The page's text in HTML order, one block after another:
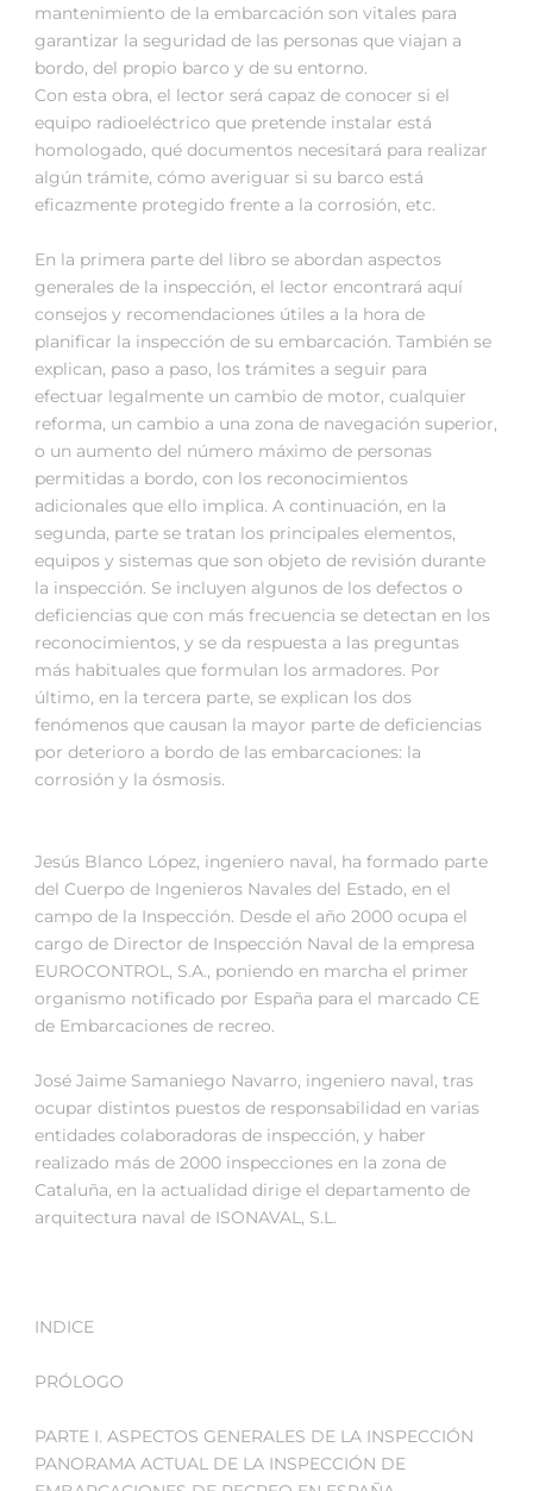
mantenimiento de la embarcación son vitales para
garantizar la seguridad de las personas que viajan a
bordo, del propio barco y de su entorno.
Con esta obra, el lector será capaz de conocer si el
equipo radioeléctrico que pretende instalar está
homologado, qué documentos necesitará para realizar
algún trámite, cómo averiguar si su barco está
eficazmente protegido frente a la corrosión, etc.
En la primera parte del libro se abordan aspectos
generales de la inspección, el lector encontrará aquí
consejos y recomendaciones útiles a la hora de
planificar la inspección de su embarcación. También se
explican, paso a paso, los trámites a seguir para
efectuar legalmente un cambio de motor, cualquier
reforma, un cambio a una zona de navegación superior,
o un aumento del número máximo de personas
permitidas a bordo, con los reconocimientos
adicionales que ello implica. A continuación, en la
segunda, parte se tratan los principales elementos,
equipos y sistemas que son objeto de revisión durante
la inspección. Se incluyen algunos de los defectos o
deficiencias que con más frecuencia se detectan en los
reconocimientos, y se da respuesta a las preguntas
más habituales que formulan los armadores. Por
último, en la tercera parte, se explican los dos
fenómenos que causan la mayor parte de deficiencias
por deterioro a bordo de las embarcaciones: la
corrosión y la ósmosis.
Jesús Blanco López, ingeniero naval, ha formado parte
del Cuerpo de Ingenieros Navales del Estado, en el
campo de la Inspección. Desde el año 2000 ocupa el
cargo de Director de Inspección Naval de la empresa
EUROCONTROL, S.A., poniendo en marcha el primer
organismo notificado por España para el marcado CE
de Embarcaciones de recreo.
José Jaime Samaniego Navarro, ingeniero naval, tras
ocupar distintos puestos de responsabilidad en varias
entidades colaboradoras de inspección, y haber
realizado más de 2000 inspecciones en la zona de
Cataluña, en la actualidad dirige el departamento de
arquitectura naval de ISONAVAL, S.L.
INDICE
PRÓLOGO
PARTE I. ASPECTOS GENERALES DE LA INSPECCIÓN
PANORAMA ACTUAL DE LA INSPECCIÓN DE